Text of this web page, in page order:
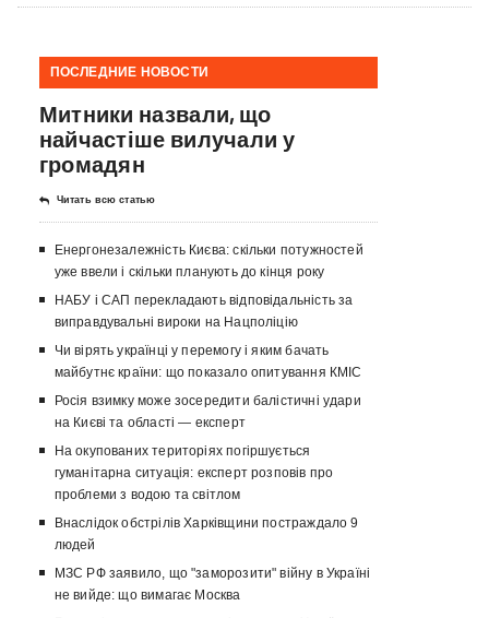
ПОСЛЕДНИЕ НОВОСТИ
Митники назвали, що
найчастіше вилучали у
громадян
Читать всю статью
Енергонезалежність Києва: скільки потужностей
уже ввели і скільки планують до кінця року
НАБУ і САП перекладають відповідальність за
виправдувальні вироки на Нацполіцію
Чи вірять українці у перемогу і яким бачать
майбутнє країни: що показало опитування КМІС
Росія взимку може зосередити балістичні удари
на Києві та області — експерт
На окупованих територіях погіршується
гуманітарна ситуація: експерт розповів про
проблеми з водою та світлом
Внаслідок обстрілів Харківщини постраждало 9
людей
МЗС РФ заявило, що "заморозити" війну в Україні
не вийде: що вимагає Москва